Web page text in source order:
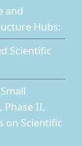
and
Hubs:
Scientific
Phase II,
on Scientific